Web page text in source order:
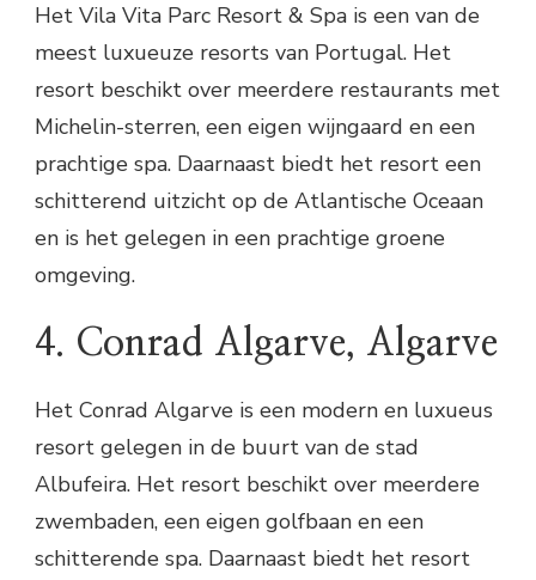
Het Vila Vita Parc Resort & Spa is een van de
meest luxueuze resorts van Portugal. Het
resort beschikt over meerdere restaurants met
Michelin-sterren, een eigen wijngaard en een
prachtige spa. Daarnaast biedt het resort een
schitterend uitzicht op de Atlantische Oceaan
en is het gelegen in een prachtige groene
omgeving.
4. Conrad Algarve, Algarve
Het Conrad Algarve is een modern en luxueus
resort gelegen in de buurt van de stad
Albufeira. Het resort beschikt over meerdere
zwembaden, een eigen golfbaan en een
schitterende spa. Daarnaast biedt het resort